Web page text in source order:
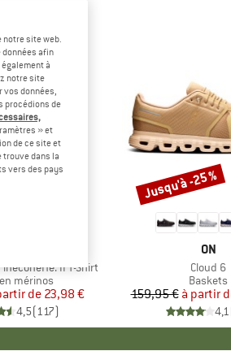
II T-Shirt
group
mérinos
Prix
Prix réduit
de 23,98 €
4,5(117)
%
ON
Article
Cloud 6
Product
Baskets
Prix
159,95 € à partir
4,1
Remise
Jusqu'à -25 %
site web.
afin
à
notre site
données,
procédions de
» et
de ce site et
trouve dans la
vers des pays